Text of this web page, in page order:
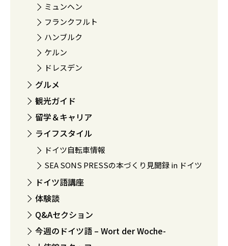
ミュンヘン
フランクフルト
ハンブルク
ケルン
ドレスデン
グルメ
観光ガイド
留学＆キャリア
ライフスタイル
ドイツ自転車情報
SEA SONS PRESSの本づくり見聞録 in ドイツ
ドイツ語講座
体験談
Q&Aセクション
今週のドイツ語 – Wort der Woche-